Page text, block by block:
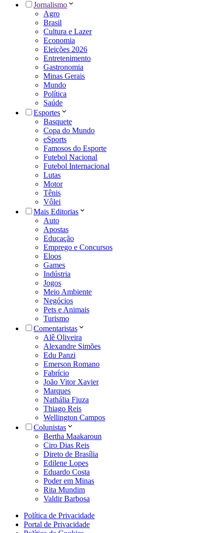
Jornalismo
Agro
Brasil
Cultura e Lazer
Economia
Eleições 2026
Entretenimento
Gastronomia
Minas Gerais
Mundo
Política
Saúde
Esportes
Basquete
Copa do Mundo
eSports
Famosos do Esporte
Futebol Nacional
Futebol Internacional
Lutas
Motor
Tênis
Vôlei
Mais Editorias
Auto
Apostas
Educação
Emprego e Concursos
Eloos
Games
Indústria
Jogos
Meio Ambiente
Negócios
Pets e Animais
Turismo
Comentaristas
Alê Oliveira
Alexandre Simões
Edu Panzi
Emerson Romano
Fabrício
João Vitor Xavier
Marques
Nathália Fiuza
Thiago Reis
Wellington Campos
Colunistas
Bertha Maakaroun
Ciro Dias Reis
Direto de Brasília
Edilene Lopes
Eduardo Costa
Poder em Minas
Rita Mundim
Valdir Barbosa
Política de Privacidade
Portal de Privacidade